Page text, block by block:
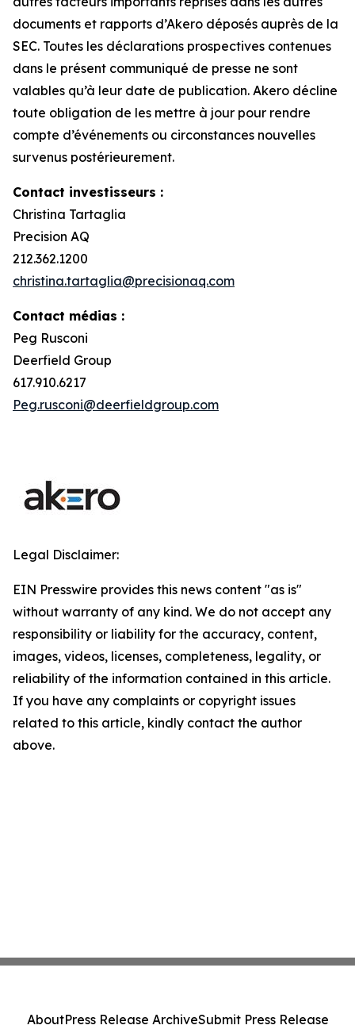
documents et rapports d’Akero déposés auprès de la
SEC. Toutes les déclarations prospectives contenues
dans le présent communiqué de presse ne sont
valables qu’à leur date de publication. Akero décline
toute obligation de les mettre à jour pour rendre
compte d’événements ou circonstances nouvelles
survenus postérieurement.
Contact investisseurs :
Christina Tartaglia
Precision AQ
212.362.1200
christina.tartaglia@precisionaq.com
Contact médias :
Peg Rusconi
Deerfield Group
617.910.6217
Peg.rusconi@deerfieldgroup.com
Legal Disclaimer:
EIN Presswire provides this news content "as is"
without warranty of any kind. We do not accept any
responsibility or liability for the accuracy, content,
images, videos, licenses, completeness, legality, or
reliability of the information contained in this article.
If you have any complaints or copyright issues
related to this article, kindly contact the author
above.
AboutPress Release ArchiveSubmit Press Release